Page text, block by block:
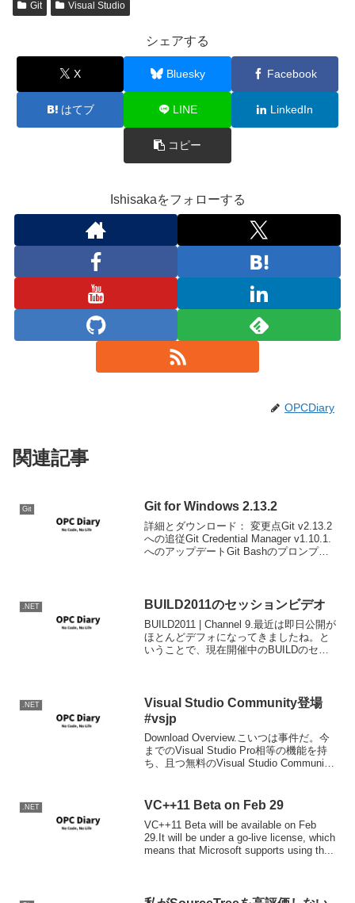
Git Visual Studio
シェアする
X Bluesky Facebook
はてブ LINE LinkedIn
コピー
Ishisakaをフォローする
OPCDiary
関連記事
Git Git for Windows 2.13.2
詳細とダウンロード： 変更点Git v2.13.2
への追従Git Credential Manager v1.10.1.
へのアップデートGit Bashのプロンプト
.NET BUILD2011のセッションビデオ
BUILD2011 | Channel 9.最近は即日公開が
ほとんどデフォになってきましたね。と
いうことで、現在開催中のBUILDのセッ
.NET
Visual Studio Community登場
#vsjp
Download Overview.こいつは事件だ。今
までのVisual Studio Pro相等の機能を持
ち、且つ無料のVisual Studio Community
.NET VC++11 Beta on Feb 29
VC++11 Beta will be available on Feb
29.It will be under a go-live license, which
means that Microsoft supports using th...